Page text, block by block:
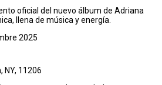
oficial del nuevo álbum de Adriana
llena de música y energía.
2025
NY, 11206